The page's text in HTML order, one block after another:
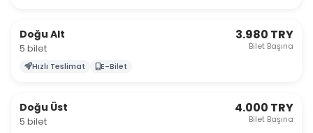
Doğu Alt
5 bilet
3.980 TRY
Bilet Başına
Hızlı Teslimat
E-Bilet
Doğu Üst
5 bilet
4.000 TRY
Bilet Başına